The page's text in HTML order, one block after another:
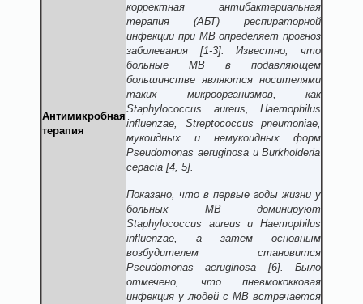
Антимикробная
терапия
корректная антибактериальная
терапия (АБТ) респираторной
инфекции при МВ определяет прогноз
заболевания [1-3].Известно, что
больные МВ в подавляющем
большинстве являются носителями
таких микроорганизмов, как
Staphylococcus aureus, Haemophilus
influenzae, Streptococcus pneumoniae,
мукоидных и немукоидных форм
Pseudomonas aeruginosa иBurkholderia
cepacia [4, 5].
Показано, что в первые годы жизни у
больных МВ доминируют
Staphylococcus aureusи Haemophilus
influenzae, а затем основным
возбудителем становится
Pseudomonas aeruginosa [6].Было
отмечено, что пневмококковая
инфекция у людей с МВ встречается